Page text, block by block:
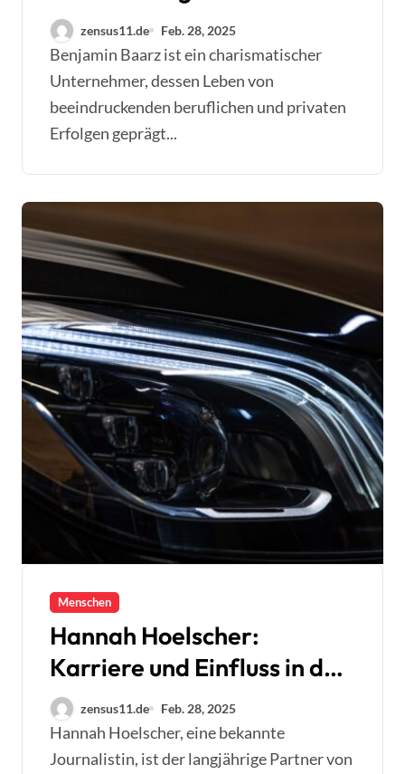
zensus11.de Feb. 28, 2025
Benjamin Baarz ist ein charismatischer
Unternehmer, dessen Leben von
beeindruckenden beruflichen und privaten
Erfolgen geprägt...
Menschen
Hannah Hoelscher:
Karriere und Einfluss in der
Kunstwelt
zensus11.de Feb. 28, 2025
Hannah Hoelscher, eine bekannte
Journalistin, ist der langjährige Partner von